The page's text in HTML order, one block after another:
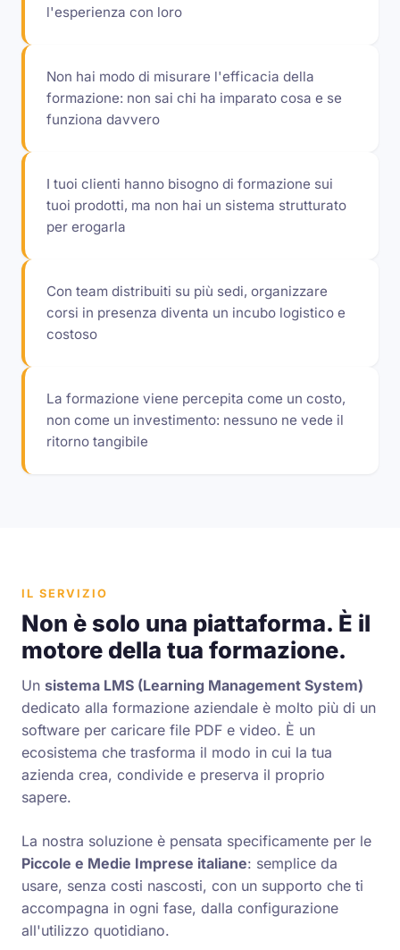
l'esperienza con loro
Non hai modo di misurare l'efficacia della
formazione: non sai chi ha imparato cosa e se
funziona davvero
I tuoi clienti hanno bisogno di formazione sui
tuoi prodotti, ma non hai un sistema strutturato
per erogarla
Con team distribuiti su più sedi, organizzare
corsi in presenza diventa un incubo logistico e
costoso
La formazione viene percepita come un costo,
non come un investimento: nessuno ne vede il
ritorno tangibile
IL SERVIZIO
Non è solo una piattaforma. È il
motore della tua formazione.
Un sistema LMS (Learning Management System)
dedicato alla formazione aziendale è molto più di un
software per caricare file PDF e video. È un
ecosistema che trasforma il modo in cui la tua
azienda crea, condivide e preserva il proprio
sapere.
La nostra soluzione è pensata specificamente per le
Piccole e Medie Imprese italiane: semplice da
usare, senza costi nascosti, con un supporto che ti
accompagna in ogni fase, dalla configurazione
all'utilizzo quotidiano.